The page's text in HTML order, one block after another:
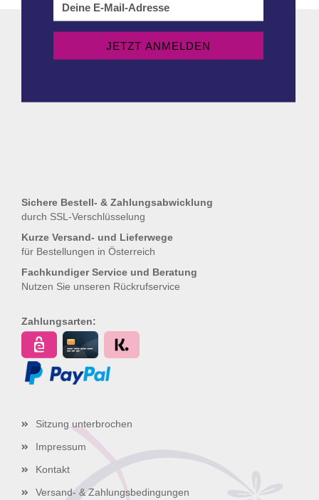
Sichere Bestell- & Zahlungsabwicklung
durch SSL-Verschlüsselung
Kurze Versand- und Lieferwege
für Bestellungen in Österreich
Fachkundiger Service und Beratung
Nutzen Sie unseren Rückrufservice
Zahlungsarten:
Sitzung unterbrochen
Impressum
Kontakt
Versand- & Zahlungsbedingungen